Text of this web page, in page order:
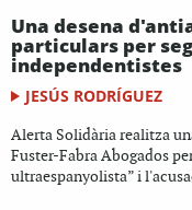
Una desena
particulars per
independentistes
JESÚS RODRÍGUEZ
Alerta Solidària realitza
Fuster-Fabra Abogados
ultraespanyolista” i